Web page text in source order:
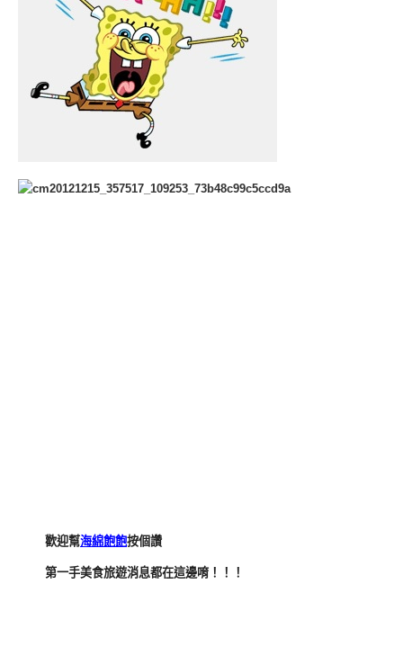
歡迎幫海綿飽飽按個讚
第一手美食旅遊消息都在這邊唷！！！